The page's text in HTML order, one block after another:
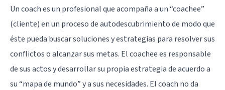
Uncoaches un profesional que acompaña a un “coachee”
(cliente) en un proceso de autodescubrimiento de modo que
éste pueda buscar soluciones y estrategias para resolver sus
conflictos o alcanzar sus metas. El coachee es responsable
de sus actos y desarrollar su propia estrategia de acuerdo a
su “mapa de mundo” y a sus necesidades. El coach no da